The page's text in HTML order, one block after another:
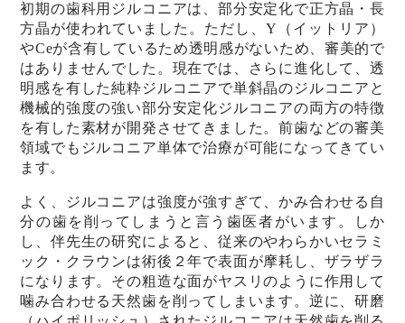
初期の歯科用ジルコニアは、部分安定化で正方晶・長
方晶が使われていました。ただし、Y（イットリア）
やCeが含有しているため透明感がないため、審美的で
はありませんでした。現在では、さらに進化して、透
明感を有した純粋ジルコニアで単斜晶のジルコニアと
機械的強度の強い部分安定化ジルコニアの両方の特徴
を有した素材が開発させてきました。前歯などの審美
領域でもジルコニア単体で治療が可能になってきてい
ます。
よく、ジルコニアは強度が強すぎて、かみ合わせる自
分の歯を削ってしまうと言う歯医者がいます。しか
し、伴先生の研究によると、従来のやわらかいセラミ
ック・クラウンは術後２年で表面が摩耗し、ザラザラ
になります。その粗造な面がヤスリのように作用して
噛み合わせる天然歯を削ってしまいます。逆に、研磨